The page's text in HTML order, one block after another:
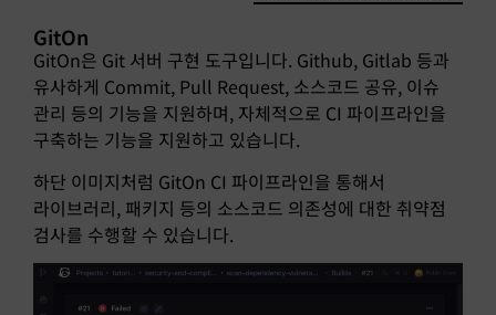
GitOn
GitOn은 Git 서버 구현 도구입니다. Github, Gitlab 등과
유사하게 Commit, Pull Request, 소스코드 공유, 이슈
관리 등의 기능을 지원하며, 자체적으로 CI 파이프라인을
구축하는 기능을 지원하고 있습니다.
하단 이미지처럼 GitOn CI 파이프라인을 통해서
라이브러리, 패키지 등의 소스코드 의존성에 대한 취약점
검사를 수행할 수 있습니다.